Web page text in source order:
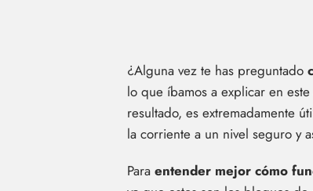
¿Alguna vez te has preguntado
lo que íbamos a explicar en
resultado, es extremadamente
la corriente a un nivel seguro y
Para entender mejor cómo